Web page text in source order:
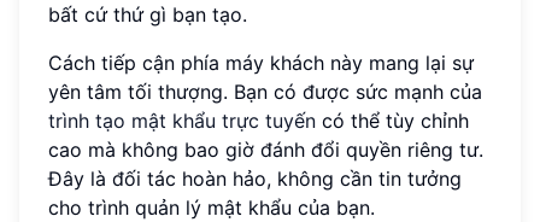
bất cứ thứ gì bạn tạo.
Cách tiếp cận phía máy khách này mang lại sự
yên tâm tối thượng. Bạn có được sức mạnh của
trình tạo mật khẩu trực tuyến có thể tùy chỉnh
cao mà không bao giờ đánh đổi quyền riêng tư.
Đây là đối tác hoàn hảo, không cần tin tưởng
cho trình quản lý mật khẩu của bạn.